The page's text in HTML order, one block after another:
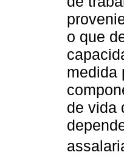
o que
medida
de vida